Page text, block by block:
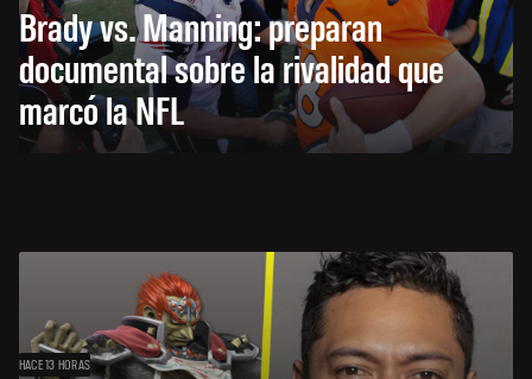
Brady vs. Manning: preparan
documental sobre la rivalidad que
marcó la NFL
HACE 13 HORAS